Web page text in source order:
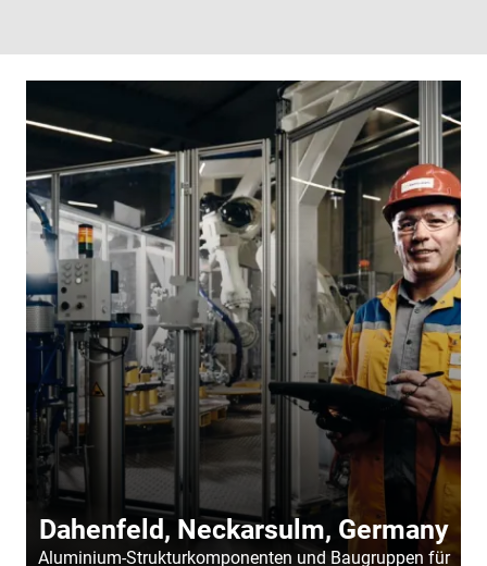
Dahenfeld, Neckarsulm, Germany
Aluminium-Strukturkomponenten und Baugruppen für